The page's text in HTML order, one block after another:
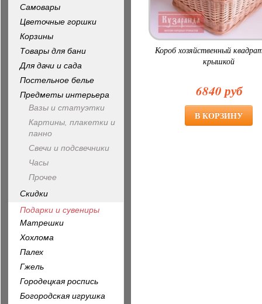
Короб хозяйственный
крышкой
6840 руб
Самовары
Цветочные горшки
Корзины
Товары для бани
Для дачи и сада
Постельное белье
Предметы интерьера
Вазы и статуэтки
Картины, плакетки и
панно
Свечи и подсвечники
Часы
Прочее
Скидки
Подарки и сувениры
Матрешки
Хохлома
Палех
Гжель
Городецкая роспись
Богородская игрушка